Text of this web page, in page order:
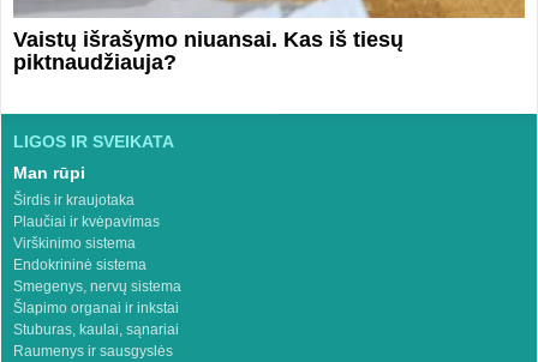
Vaistų išrašymo niuansai. Kas iš tiesų
piktnaudžiauja?
LIGOS IR SVEIKATA
Man rūpi
Širdis ir kraujotaka
Plaučiai ir kvėpavimas
Virškinimo sistema
Endokrininė sistema
Smegenys, nervų sistema
Šlapimo organai ir inkstai
Stuburas, kaulai, sąnariai
Raumenys ir sausgyslės